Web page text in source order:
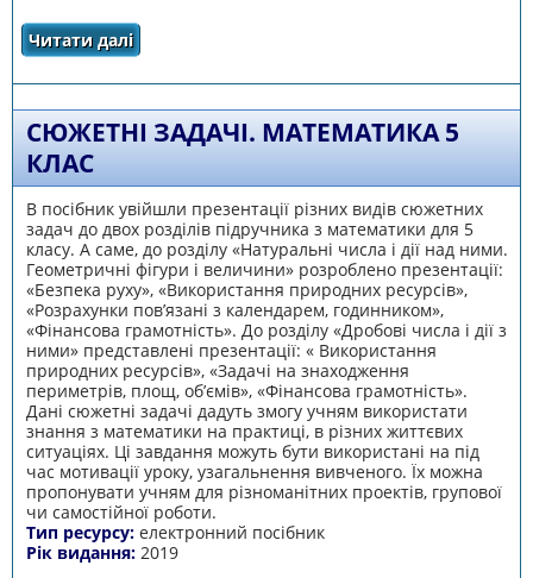
Читати далі
рольові задачі з реальними даними. 5 клас»
СЮЖЕТНІ ЗАДАЧІ. МАТЕМАТИКА 5
КЛАС
В посібник увійшли презентації різних видів сюжетних
задач до двох розділів підручника з математики для 5
класу. А саме, до розділу «Натуральні числа і дії над ними.
Геометричні фігури і величини» розроблено презентації:
«Безпека руху», «Використання природних ресурсів»,
«Розрахунки пов’язані з календарем, годинником»,
«Фінансова грамотність». До розділу «Дробові числа і дії з
ними» представлені презентації: « Використання
природних ресурсів», «Задачі на знаходження
периметрів, площ, об’ємів», «Фінансова грамотність».
Дані сюжетні задачі дадуть змогу учням використати
знання з математики на практиці, в різних життєвих
ситуаціях. Ці завдання можуть бути використані на під
час мотивації уроку, узагальнення вивченого. Їх можна
пропонувати учням для різноманітних проектів, групової
чи самостійної роботи.
Тип ресурсу: електронний посібник
Рік видання: 2019